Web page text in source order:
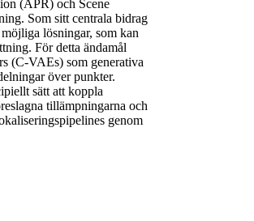
(APR) och Scene
Som sitt centrala bidrag
lösningar, som kan
För detta ändamål
(C-VAEs) som generativa
över punkter.
sätt att koppla
tillämpningarna och
genom